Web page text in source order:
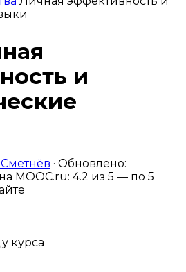
и
· Обновлено:
MOOC.ru: 4.2 из 5 — по 5
курса